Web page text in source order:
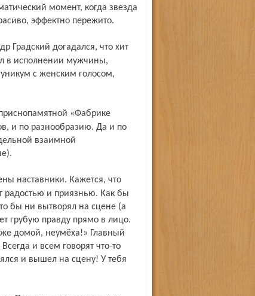
момент, когда звезда
эффектно пережито.
в исполнении мужчины,
с женским голосом,
и по разнообразию. Да и по
взаимной
радостью и приязнью. Как бы
бы ни вытворял на сцене (а
грубую правду прямо в лицо.
домой, неумёха!» Главный
и всем говорят что-то
и вышел на сцену! У тебя